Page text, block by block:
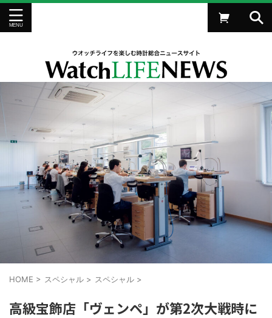
HOME > スペシャル > スペシャル >
高級宝飾店「ヴェンペ」が第2次大戦時に